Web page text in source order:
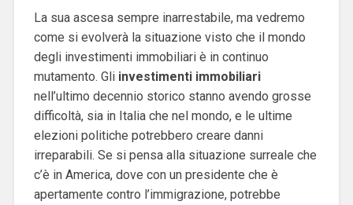
La sua ascesa sempre inarrestabile, ma vedremo
come si evolverà la situazione visto che il mondo
degli investimenti immobiliari è in continuo
mutamento. Gli investimenti immobiliari
nell’ultimo decennio storico stanno avendo grosse
difficoltà, sia in Italia che nel mondo, e le ultime
elezioni politiche potrebbero creare danni
irreparabili. Se si pensa alla situazione surreale che
c’è in America, dove con un presidente che è
apertamente contro l’immigrazione, potrebbe